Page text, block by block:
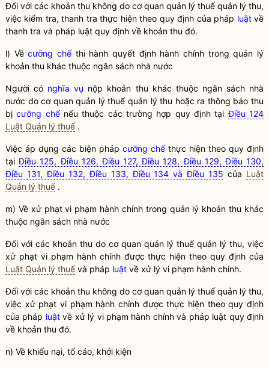
Đối với các khoản thu không do cơ quan quản lý thuếquản lý thu,
việc kiểm tra, thanh tra thực hiện theo quy định của pháp luậtvề
thanh tra và pháp luật quy định về khoản thu đó.
l) Vềcưỡng chếthi hành quyết định hành chính trong quản lý
khoản thu khác thuộc ngân sách nhà nước
Người có nghĩa vụ nộp khoản thu khác thuộc ngân sách nhà
nước do cơ quan quản lýthuếquản lý thu hoặc ra thông báo thu
bịcưỡng chếnếu thuộc các trường hợp quy định tạiĐiều 124
Luật Quản lý thuế.
Việc áp dụng các biện pháp cưỡng chếthực hiện theo quy định
tạiĐiều 125, Điều 126, Điều 127, Điều 128, Điều 129, Điều 130,
Điều 131, Điều 132, Điều 133, Điều 134 và Điều 135 của Luật
Quản lý thuế.
m) Về xử phạt vi phạm hành chính trong quản lý khoản thu khác
thuộc ngân sách nhà nước
Đối với các khoản thu do cơ quan quản lý thuếquản lý thu, việc
xử phạt vi phạm hành chính được thực hiện theo quy định của
Luật Quản lý thuếvà pháp luật về xử lý vi phạm hành chính.
Đối với các khoản thu không do cơ quan quản lý thuếquản lý thu,
việc xử phạt vi phạm hành chính được thực hiện theo quy định
của pháp luậtvề xử lý vi phạm hành chính và pháp luật quy định
về khoản thu đó.
n) Về khiếu nại, tố cáo, khởi kiện